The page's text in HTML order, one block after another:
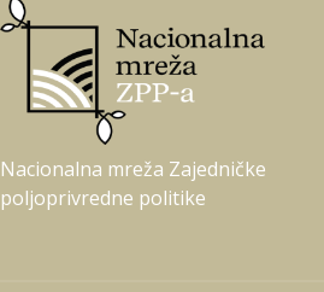
Nacionalna mreža Zajedničke
poljoprivredne politike